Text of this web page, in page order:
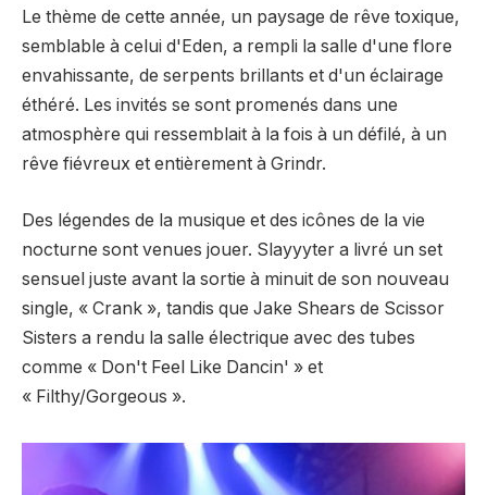
Le thème de cette année, un paysage de rêve toxique,
semblable à celui d'Eden, a rempli la salle d'une flore
envahissante, de serpents brillants et d'un éclairage
éthéré. Les invités se sont promenés dans une
atmosphère qui ressemblait à la fois à un défilé, à un
rêve fiévreux et entièrement à Grindr.
Des légendes de la musique et des icônes de la vie
nocturne sont venues jouer. Slayyyter a livré un set
sensuel juste avant la sortie à minuit de son nouveau
single, « Crank », tandis que Jake Shears de Scissor
Sisters a rendu la salle électrique avec des tubes
comme « Don't Feel Like Dancin' » et
« Filthy/Gorgeous ».